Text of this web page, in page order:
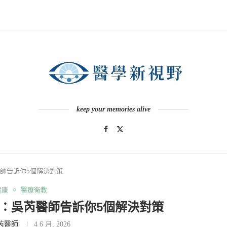
keep your memories alive
告訴你5個解決對策
康 醫療衛教
吳芮醫師告訴你5個解決對策
醫師 4 6 月, 2026